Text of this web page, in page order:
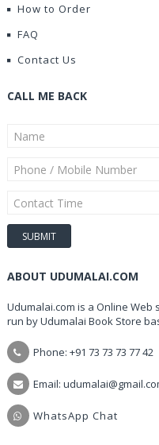
How to Order
FAQ
Contact Us
CALL ME BACK
ABOUT UDUMALAI.COM
Udumalai.com is a Online Web
run by Udumalai Book Store
Phone: +91 73 73 73 77 42
Email:
WhatsApp Chat